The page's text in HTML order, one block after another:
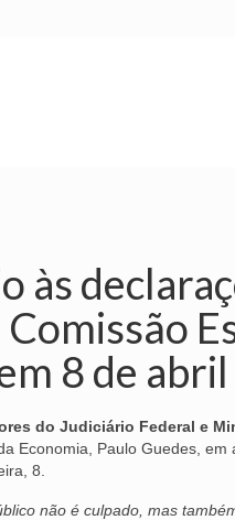
às
Comissão
8 de
do Judiciário Federal e
Economia, Paulo Guedes,
8.
não é culpado, mas